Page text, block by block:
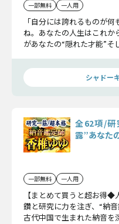
一部無料 一人用
「自分には誇れるものが
ね。あなたの人生はこれか
があなたの“隠れた才能”そ
シャドー
全62項/研
露”あなた
一部無料 一人用
【まとめて買うと超お得
鑽と研究に力を注ぎ、“納
古代中国で生まれた納音を